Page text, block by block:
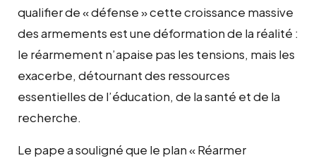
qualifier de « défense » cette croissance massive
des armements est une déformation de la réalité :
le réarmement n’apaise pas les tensions, mais les
exacerbe, détournant des ressources
essentielles de l’éducation, de la santé et de la
recherche.
Le pape a souligné que le plan « Réarmer